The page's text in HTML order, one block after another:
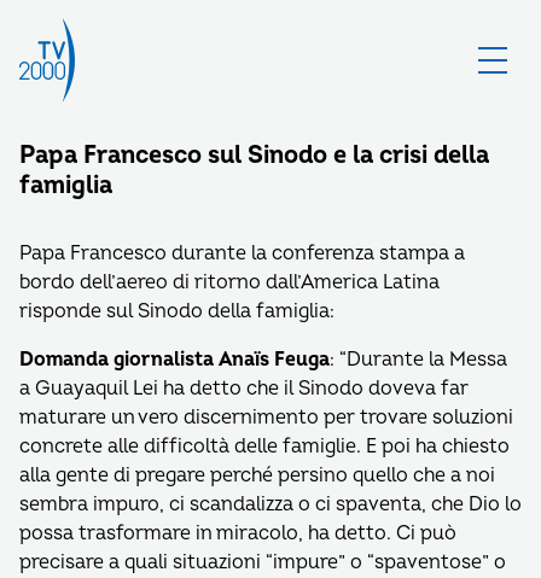
Papa Francesco sul Sinodo e la crisi della
famiglia
Papa Francesco durante la conferenza stampa a
bordo dell’aereo di ritorno dall’America Latina
risponde sul Sinodo della famiglia:
Domanda giornalista Anaïs Feuga: “Durante la Messa
a Guayaquil Lei ha detto che il Sinodo doveva far
maturare un vero discernimento per trovare soluzioni
concrete alle difficoltà delle famiglie. E poi ha chiesto
alla gente di pregare perché persino quello che a noi
sembra impuro, ci scandalizza o ci spaventa, che Dio lo
possa trasformare in miracolo, ha detto. Ci può
precisare a quali situazioni “impure” o “spaventose” o